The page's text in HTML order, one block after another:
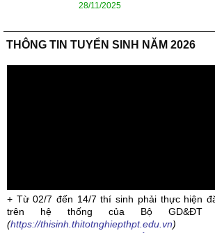
28/11/2025
THÔNG TIN TUYỂN SINH NĂM 2026
+ Từ 02/7 đến 14/7 thí sinh phải thực hiện
trên hệ thống của Bộ GD&ĐT
(https://thisinh.thitotnghiepthpt.edu.vn)